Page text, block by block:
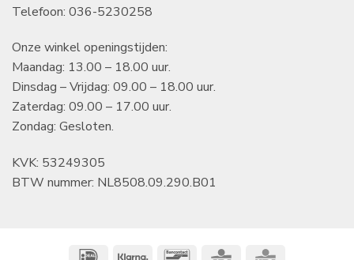
Telefoon: 036-5230258
Onze winkel openingstijden:
Maandag: 13.00 – 18.00 uur.
Dinsdag – Vrijdag: 09.00 – 18.00 uur.
Zaterdag: 09.00 – 17.00 uur.
Zondag: Gesloten.
KVK: 53249305
BTW nummer: NL8508.09.290.B01
IDeal Klarna BancontactCBC